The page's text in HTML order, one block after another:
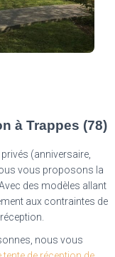
à Trappes (78)
(anniversaire,
vous proposons la
des modèles allant
aux contraintes de
nous vous